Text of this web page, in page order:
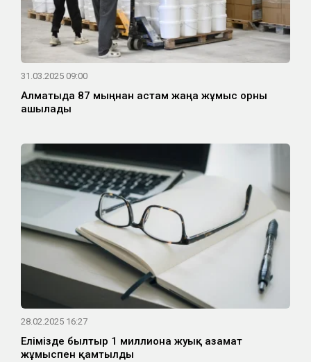
31.03.2025 09:00
Алматыда 87 мыңнан астам жаңа жұмыс орны
ашылады
28.02.2025 16:27
Елімізде былтыр 1 миллионға жуық азамат
жұмыспен қамтылды